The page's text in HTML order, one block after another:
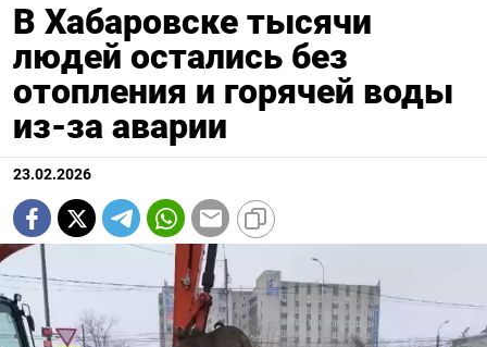
В Хабаровске тысячи
людей остались без
отопления и горячей воды
из-за аварии
23.02.2026